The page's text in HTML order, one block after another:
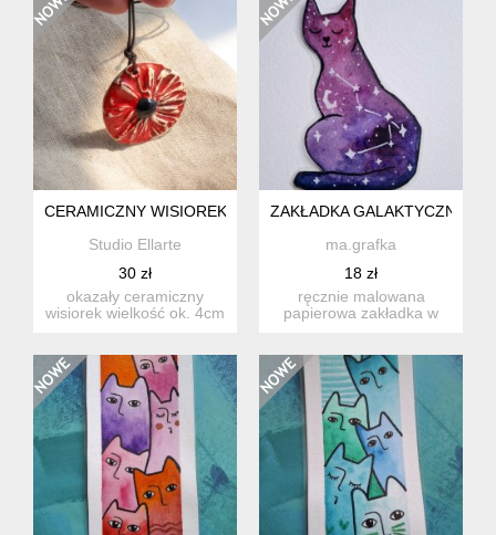
CERAMICZNY WISIOREK, CZERWONY KWIAT
Studio Ellarte
30 zł
okazały ceramiczny
wisiorek wielkość ok. 4cm
ZAKŁADKA GALAKTYCZNE
ma.grafka
18 zł
ręcznie malowana
papierowa zakładka w